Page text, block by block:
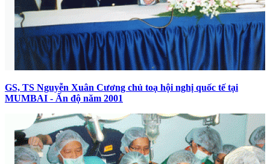
GS, TS Nguyễn Xuân Cương chủ toạ hội nghị quốc tế tại
MUMBAI - Ấn độ năm 2001